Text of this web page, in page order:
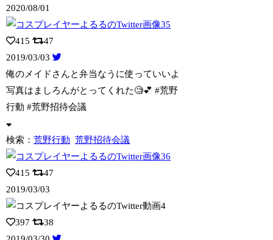
2020/08/01
415
47
2019/03/03
俺のメイドさんと弁当なうに使っていいよ
写真はましろんがとってくれた🧐💕 #荒野
行動 #荒野招待会議
検索：荒野行動 荒野招待会議
415
47
2019/03/03
397
38